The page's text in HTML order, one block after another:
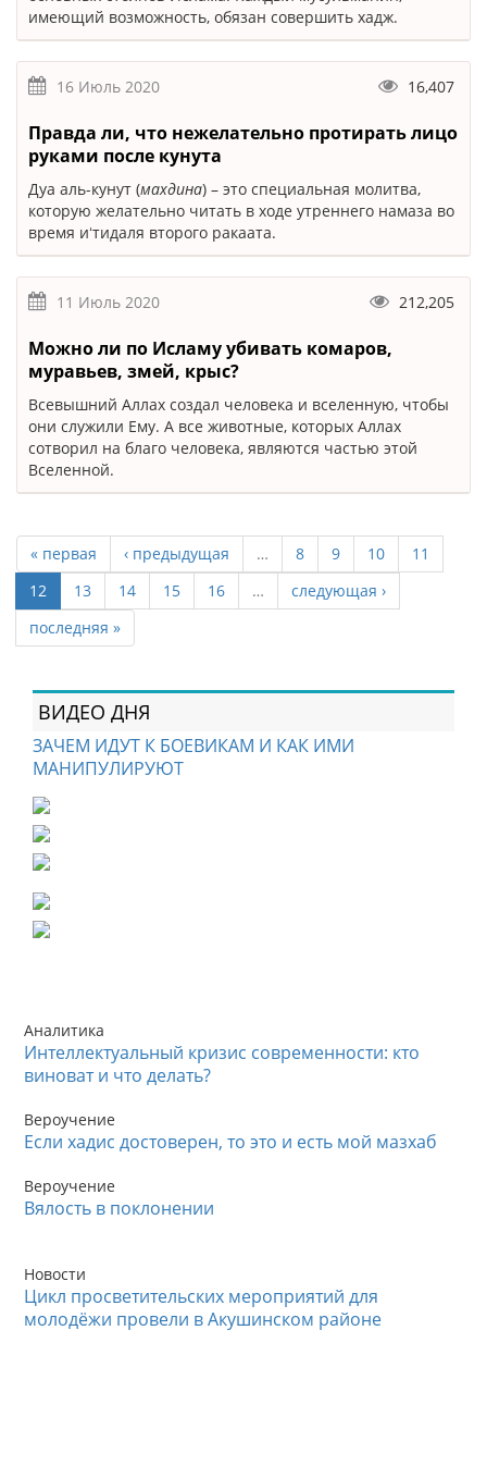
имеющий возможность, обязан совершить хадж.
16 Июль 2020 16,407
Правда ли, что нежелательно протирать лицо
руками после кунута
Дуа аль-кунут (махдина) – это специальная молитва,
которую желательно читать в ходе утреннего намаза во
время иʻтидаля второго ракаата.
11 Июль 2020 212,205
Можно ли по Исламу убивать комаров,
муравьев, змей, крыс?
Всевышний Аллах создал человека и вселенную, чтобы
они служили Ему. А все животные, которых Аллах
сотворил на благо человека, являются частью этой
Вселенной.
« первая ‹ предыдущая … 8 9 10
11
12
13 14 15 16 …
следующая ›
последняя »
ВИДЕО ДНЯ
ЗАЧЕМ ИДУТ К БОЕВИКАМ И КАК ИМИ
МАНИПУЛИРУЮТ
Аналитика
Интеллектуальный кризис современности: кто
виноват и что делать?
Вероучение
Если хадис достоверен, то это и есть мой мазхаб
Вероучение
Вялость в поклонении
Новости
Цикл просветительских мероприятий для
молодёжи провели в Акушинском районе